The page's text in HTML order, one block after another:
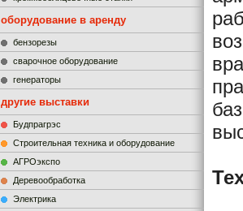
оборудование в аренду
бензорезы
сварочное оборудование
генераторы
другие выставки
Будпрагрэс
Строительная техника и оборудование
АГРОэкспо
Деревообработка
Электрика